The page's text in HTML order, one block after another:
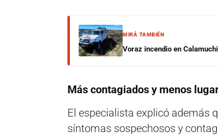
MIRÁ TAMBIÉN
Voraz incendio en
Más contagiados y menos
El especialista explicó además
síntomas sospechosos y